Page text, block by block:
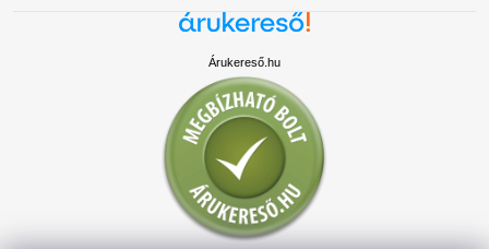
Árukereső.hu